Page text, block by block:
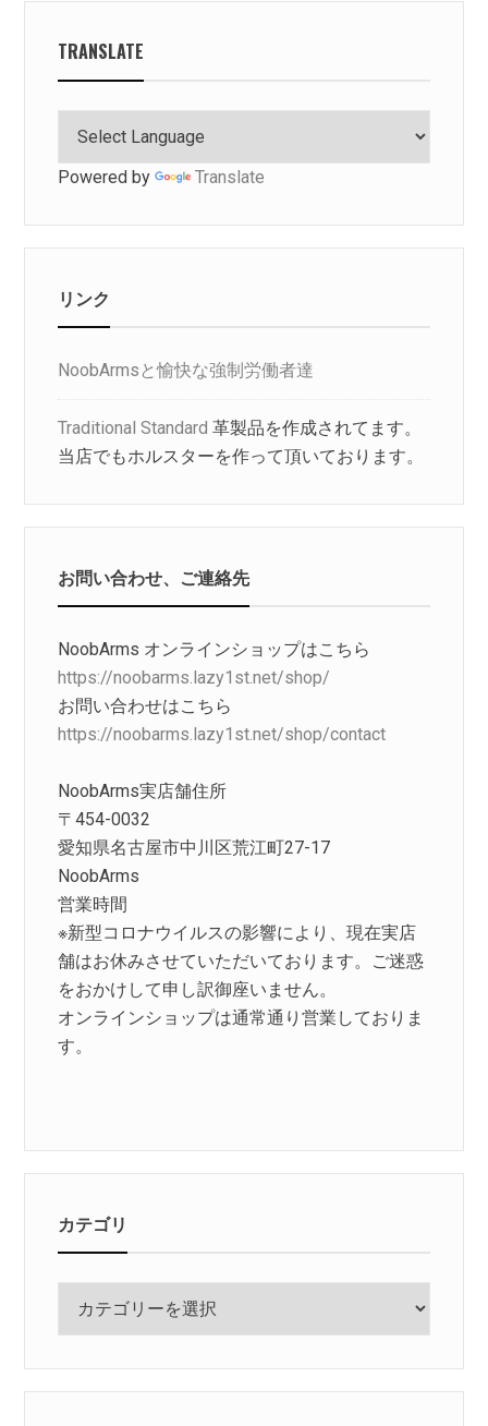
TRANSLATE
Powered by Translate
リンク
NoobArmsと愉快な強制労働者達
Traditional Standard 革製品を作成されてます。
当店でもホルスターを作って頂いております。
お問い合わせ、ご連絡先
NoobArms オンラインショップはこちら
https://noobarms.lazy1st.net/shop/
お問い合わせはこちら
https://noobarms.lazy1st.net/shop/contact
NoobArms実店舗住所
〒454-0032
愛知県名古屋市中川区荒江町27-17
NoobArms
営業時間
※新型コロナウイルスの影響により、現在実店
舗はお休みさせていただいております。ご迷惑
をおかけして申し訳御座いません。
オンラインショップは通常通り営業しておりま
す。
カテゴリ